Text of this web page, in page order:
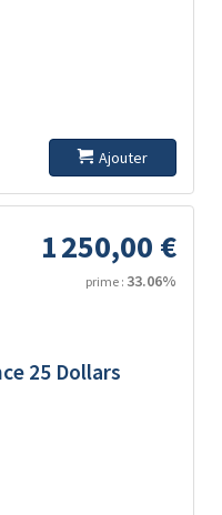
Ajouter
1 250,00 €
prime : 33.06%
25 Dollars